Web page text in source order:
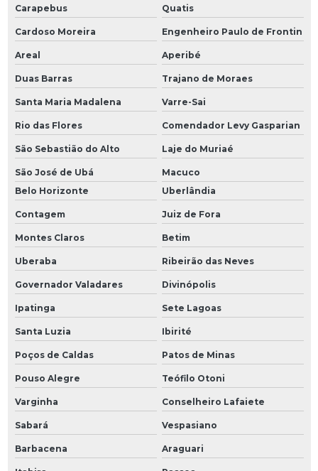
Carapebus Quatis
Cardoso Moreira Engenheiro Paulo de Frontin
Areal Aperibé
Duas Barras Trajano de Moraes
Santa Maria Madalena Varre-Sai
Rio das Flores Comendador Levy Gasparian
São Sebastião do Alto Laje do Muriaé
São José de Ubá
Macuco
Belo Horizonte
Uberlândia
Contagem Juiz de Fora
Montes Claros Betim
Uberaba Ribeirão das Neves
Governador Valadares Divinópolis
Ipatinga Sete Lagoas
Santa Luzia Ibirité
Poços de Caldas Patos de Minas
Pouso Alegre Teófilo Otoni
Varginha Conselheiro Lafaiete
Sabará Vespasiano
Barbacena Araguari